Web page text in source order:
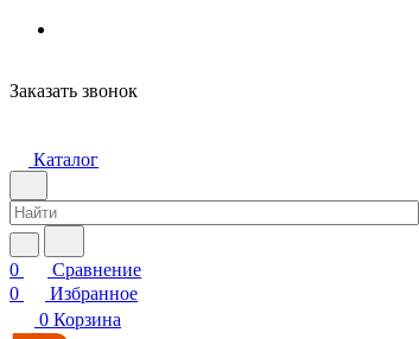
Заказать звонок
Каталог
0
Сравнение
0
Избранное
0 Корзина